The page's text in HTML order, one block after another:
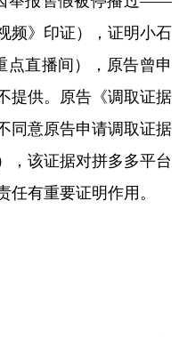
频》印证），证明小石
点直播间），原告曾申
提供。原告《调取证据
同意原告申请调取证据
，该证据对拼多多平台
有重要证明作用。